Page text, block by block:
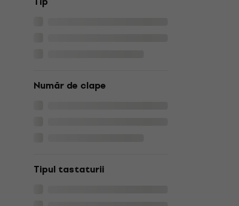
Număr de clape
Tipul tastaturii